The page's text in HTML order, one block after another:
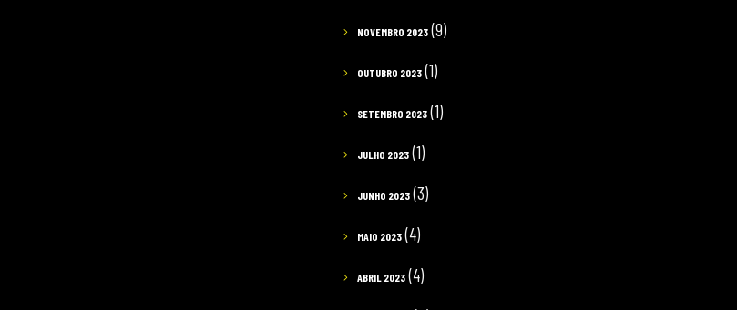
NOVEMBRO 2023 (9)
OUTUBRO 2023 (1)
SETEMBRO 2023 (1)
JULHO 2023 (1)
JUNHO 2023 (3)
MAIO 2023 (4)
ABRIL 2023 (4)